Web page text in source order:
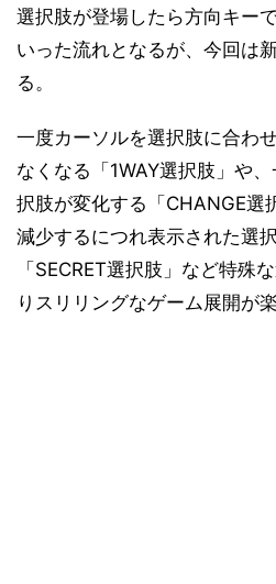
選択肢が登場したら方向キー
いった流れとなるが、今回は
る。
一度カーソルを選択肢に合わ
なくなる「1WAY選択肢」や
択肢が変化する「CHANGE選
減少するにつれ表示された選
「SECRET選択肢」など特殊
りスリリングなゲーム展開が